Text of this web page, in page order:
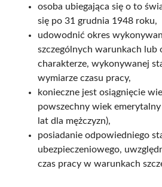
osoba ubiegająca się o to
się po 31 grudnia 1948 roku,
udowodnić okres
szczególnych warunkach lub
charakterze, wykonywanej
wymiarze czasu pracy,
konieczne jest osiągnięcie
powszechny wiek
lat dla mężczyzn),
posiadanie odpowiedniego
ubezpieczeniowego,
czas pracy w warunkach